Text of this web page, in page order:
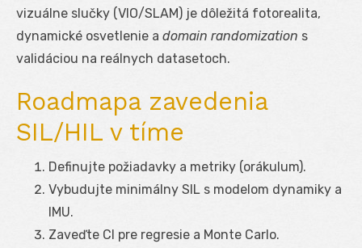
vizuálne slučky (VIO/SLAM) je dôležitá fotorealita,
dynamické osvetlenie a domain randomization s
validáciou na reálnych datasetoch.
Roadmapa zavedenia
SIL/HIL v tíme
Definujte požiadavky a metriky (orákulum).
Vybudujte minimálny SIL s modelom dynamiky a
IMU.
Zaveďte CI pre regresie a Monte Carlo.